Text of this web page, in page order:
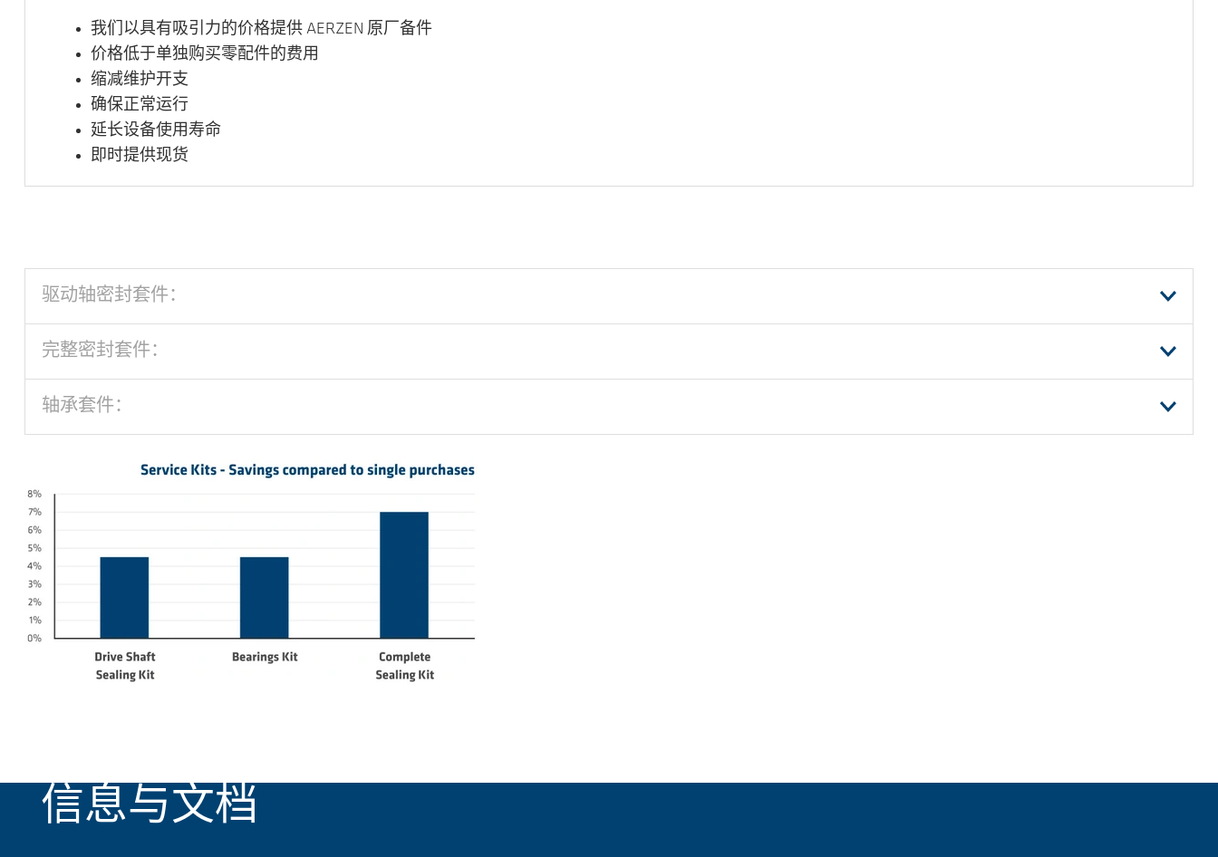
我们以具有吸引力的价格提供 AERZEN 原厂备件
价格低于单独购买零配件的费用
缩减维护开支
确保正常运行
延长设备使用寿命
即时提供现货
驱动轴密封套件：
完整密封套件：
轴承套件：
信息与文档